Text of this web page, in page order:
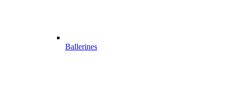
Ballerines